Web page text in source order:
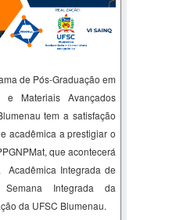
de Pós-Graduação em
e Materiais Avançados
tem a satisfação
acadêmica a prestigiar o
que acontecerá
Acadêmica Integrada de
Integrada da
da UFSC Blumenau.